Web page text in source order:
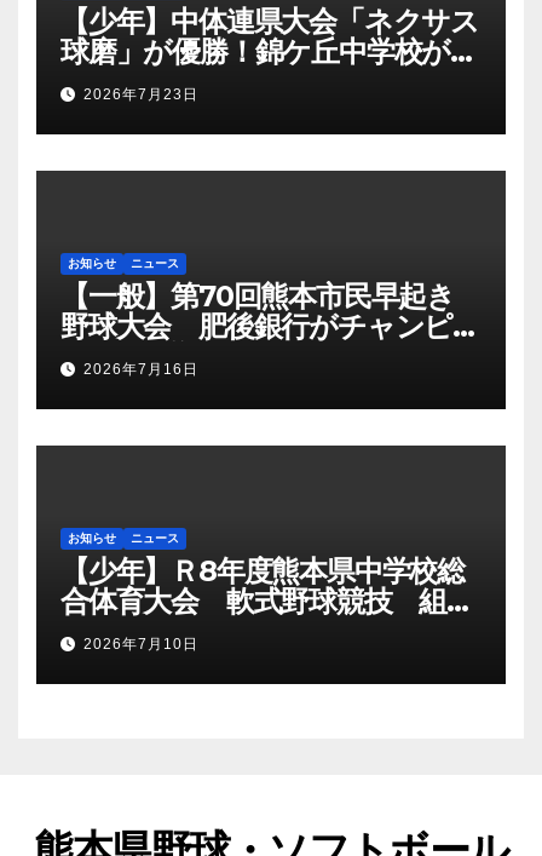
【少年】中体連県大会「ネクサス
球磨」が優勝！錦ケ丘中学校が準
優勝！九州大会へ
2026年7月23日
お知らせ ニュース
【一般】第70回熊本市民早起き
野球大会 肥後銀行がチャンピオ
ンシップ初優勝
2026年7月16日
お知らせ ニュース
【少年】Ｒ8年度熊本県中学校総
合体育大会 軟式野球競技 組み
合わせ
2026年7月10日